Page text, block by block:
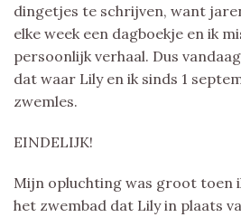
dingetjes te schrijven, want
elke week een dagboekje en ik
persoonlijk verhaal. Dus
dat waar Lily en ik sinds 1
zwemles.
EINDELIJK!
Mijn opluchting was groot toen
het zwembad dat Lily in plaats